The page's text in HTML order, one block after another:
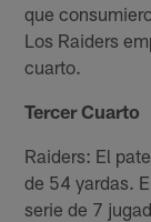
que
Los Raiders
cuarto.
Tercer Cuarto
Raiders: El
de 54 yardas.
serie de 7